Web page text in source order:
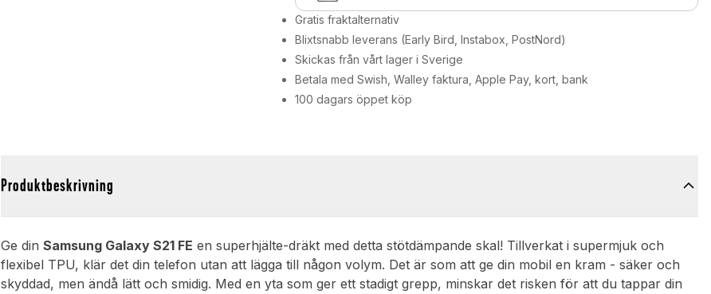
Gratis fraktalternativ
Blixtsnabb leverans (Early Bird, Instabox, PostNord)
Skickas från vårt lager i Sverige
Betala med Swish, Walley faktura, Apple Pay, kort, bank
100 dagars öppet köp
Produktbeskrivning
Ge dinSamsung Galaxy S21 FE en superhjälte-dräkt med detta stötdämpande skal! Tillverkat i supermjuk och
flexibel TPU, klär det din telefon utan att lägga till någon volym. Det är som att ge din mobil en kram - säker och
skyddad, men ändå lätt och smidig. Med en yta som ger ett stadigt grepp, minskar det risken för att du tappar din